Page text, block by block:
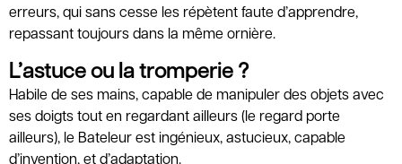
erreurs, qui sans cesse les répètent faute d’apprendre,
repassant toujours dans la même ornière.
L’astuce ou la tromperie ?
Habile de ses mains, capable de manipuler des objets avec
ses doigts tout en regardant ailleurs (le regard porte
ailleurs), le Bateleur est ingénieux, astucieux, capable
d’invention, et d’adaptation.